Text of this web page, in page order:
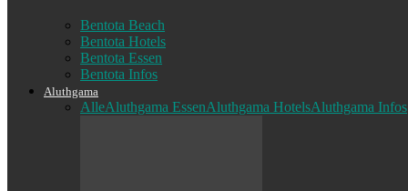
Bentota Beach
Bentota Hotels
Bentota Essen
Bentota Infos
Aluthgama
AlleAluthgama EssenAluthgama HotelsAluthgama Infos